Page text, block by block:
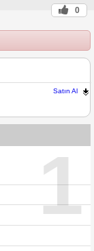
0
Satın Al
1